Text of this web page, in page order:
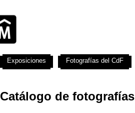
Catálogo de fotografías
Exposiciones Fotografías del CdF